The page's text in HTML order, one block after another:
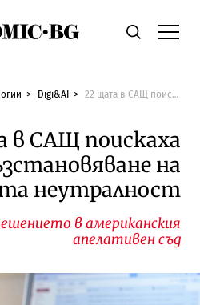
Economic.bgТърсене
Digi&AI 22 щата в САЩ поискаха възстановяване на мрежовата неутралност
в САЩ поискаха
на
неутралност
в американския
апелативен съд